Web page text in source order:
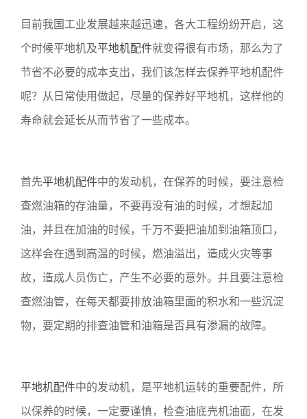
目前我国工业发展越来越迅速，各大工程纷纷开启，这
个时候平地机及平地机配件就变得很有市场，那么为了
节省不必要的成本支出，我们该怎样去保养平地机配件
呢？从日常使用做起，尽量的保养好平地机，这样他的
寿命就会延长从而节省了一些成本。
首先平地机配件中的发动机，在保养的时候，要注意检
查燃油箱的存油量，不要再没有油的时候，才想起加
油，并且在加油的时候，千万不要把油加到油箱顶口，
这样会在遇到高温的时候，燃油溢出，造成火灾等事
故，造成人员伤亡，产生不必要的意外。并且要注意检
查燃油管，在每天都要排放油箱里面的积水和一些沉淀
物，要定期的排查油管和油箱是否具有渗漏的故障。
平地机配件中的发动机，是平地机运转的重要配件，所
以保养的时候，一定要谨慎，检查油底壳机油面，在发